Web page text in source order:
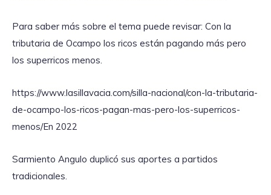
Para saber más sobre el tema puede revisar: Con la
tributaria de Ocampo los ricos están pagando más pero
los superricos menos.
https://www.lasillavacia.com/silla-nacional/con-la-tributaria-
de-ocampo-los-ricos-pagan-mas-pero-los-superricos-
menos/En 2022
Sarmiento Angulo duplicó sus aportes a partidos
tradicionales.